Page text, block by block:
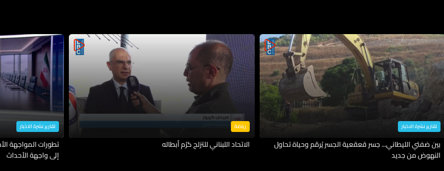
تقارير نشرة الاخبار
بين ضفتي الليطاني... جسر قعقعية الجسر يُرمّم وحياة تحاول
النهوض من جديد
رياضة
الاتحاد اللبناني للتزلج كرّم أبطاله
تقارير نشرة الاخبار
تطورات المواجهة
إلى واجهة الأحداث